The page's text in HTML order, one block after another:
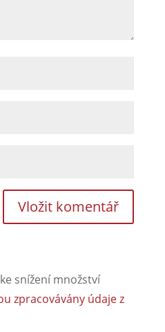
snížení množství
zpracovávány údaje z